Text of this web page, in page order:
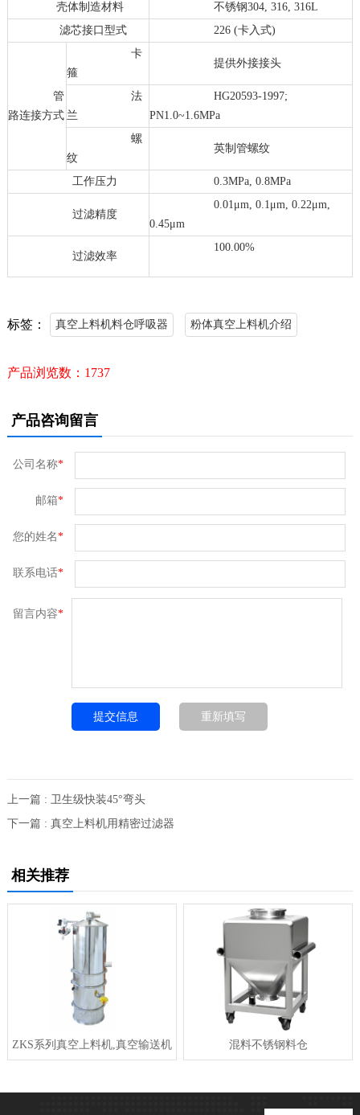
壳体制造材料
不锈钢304, 316, 316L
滤芯接口型式
226 (卡入式)
管
路连接方式
卡
箍
提供外接接头
法
兰
HG20593-1997;
PN1.0~1.6MPa
螺
纹
英制管螺纹
工作压力 0.3MPa, 0.8MPa
过滤精度
0.01μm, 0.1μm, 0.22μm,
0.45μm
过滤效率
100.00%
标签： 真空上料机料仓呼吸器 粉体真空上料机介绍
产品浏览数： 1737
产品咨询留言
公司名称*
邮箱*
您的姓名*
联系电话*
留言内容*
上一篇 : 卫生级快装45°弯头
下一篇 : 真空上料机用精密过滤器
相关推荐
ZKS系列真空上料机,真空输送机 混料不锈钢料仓